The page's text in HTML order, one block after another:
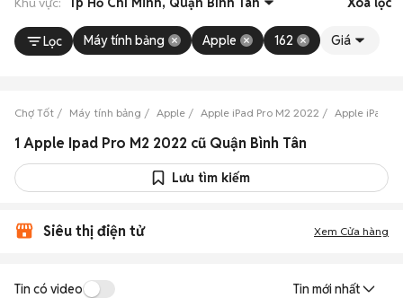
Lọc Máy tính bảng Apple 162 Giá
Chợ Tốt Máy tính bảng Apple Apple iPad Pro M2 2022 Apple iPad
1 Apple Ipad Pro M2 2022 cũ Quận Bình Tân
Lưu tìm kiếm
Siêu thị điện tử Xem Cửa hàng
Tin có video Tin mới nhất